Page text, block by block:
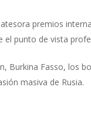
premios
punto de vista
Burkina Fasso, los
masiva de Rusia.